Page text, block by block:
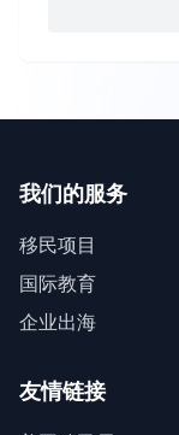
我们的服务
移民项目
国际教育
企业出海
友情链接